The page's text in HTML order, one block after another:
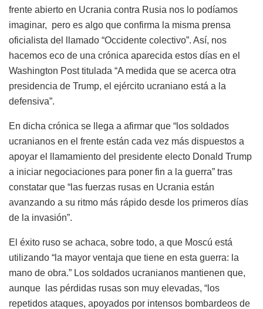
frente abierto en Ucrania contra Rusia nos lo podíamos
imaginar, pero es algo que confirma la misma prensa
oficialista del llamado “Occidente colectivo”. Así, nos
hacemos eco de una crónica aparecida estos días en el
Washington Post titulada “A medida que se acerca otra
presidencia de Trump, el ejército ucraniano está a la
defensiva”.
En dicha crónica se llega a afirmar que “los soldados
ucranianos en el frente están cada vez más dispuestos a
apoyar el llamamiento del presidente electo Donald Trump
a iniciar negociaciones para poner fin a la guerra” tras
constatar que “las fuerzas rusas en Ucrania están
avanzando a su ritmo más rápido desde los primeros días
de la invasión”.
El éxito ruso se achaca, sobre todo, a que Moscú está
utilizando “la mayor ventaja que tiene en esta guerra: la
mano de obra.” Los soldados ucranianos mantienen que,
aunque las pérdidas rusas son muy elevadas, “los
repetidos ataques, apoyados por intensos bombardeos de